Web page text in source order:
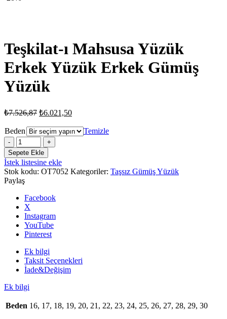
Teşkilat-ı Mahsusa Yüzük
Erkek Yüzük Erkek Gümüş
Yüzük
₺7.526,87 Orijinal
₺7.526,87.
₺6.021,50Şu
fiyat:
Beden
Temizle
Teşkilat-
ı
Mahsusa
Yüzük
Erkek
Yüzük
Erkek
Gümüş
Yüzük
adet
Sepete Ekle
İstek listesine ekle
Stok kodu: OT7052 Kategoriler: Taşsız Gümüş Yüzük
Paylaş
Facebook
X
Instagram
YouTube
Pinterest
Ek bilgi
Taksit Seçenekleri
İade&Değişim
Ek bilgi
Beden 16, 17, 18, 19, 20, 21, 22, 23, 24, 25, 26, 27, 28, 29, 30